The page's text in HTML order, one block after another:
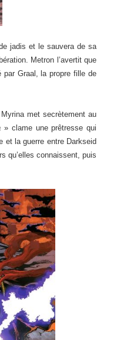
jadis et le sauvera de sa
Metron l’avertit que
par Graal, la propre fille de
met secrètement au
» clame une prêtresse qui
et la guerre entre Darkseid
qu’elles connaissent, puis